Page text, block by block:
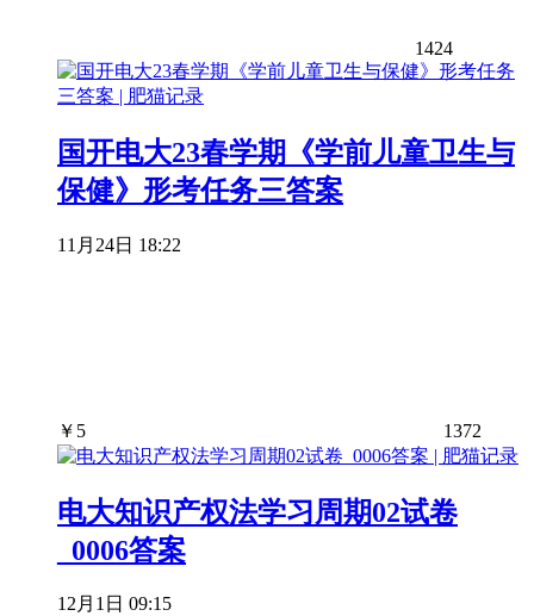
1424
国开电大23春学期《学前儿童卫生与
保健》形考任务三答案
11月24日 18:22
￥ 5 1372
电大知识产权法学习周期02试卷
_0006答案
12月1日 09:15